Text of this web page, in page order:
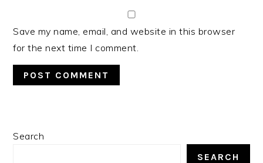
Save my name, email, and website in this browser
for the next time I comment.
PRIMARY
Search
SEARCH